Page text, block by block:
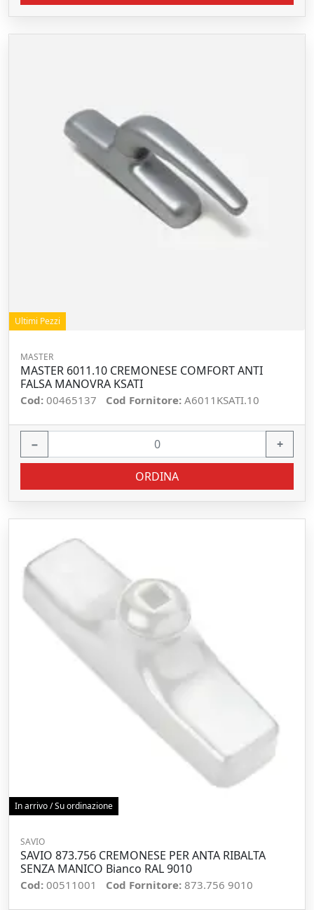
Ultimi Pezzi
MASTER
MASTER 6011.10 CREMONESE COMFORT ANTI
FALSA MANOVRA KSATI
Cod: 00465137 Cod Fornitore: A6011KSATI.10
− +
ORDINA
In arrivo / Su ordinazione
SAVIO
SAVIO 873.756 CREMONESE PER ANTA RIBALTA
SENZA MANICO Bianco RAL 9010
Cod: 00511001 Cod Fornitore: 873.756 9010